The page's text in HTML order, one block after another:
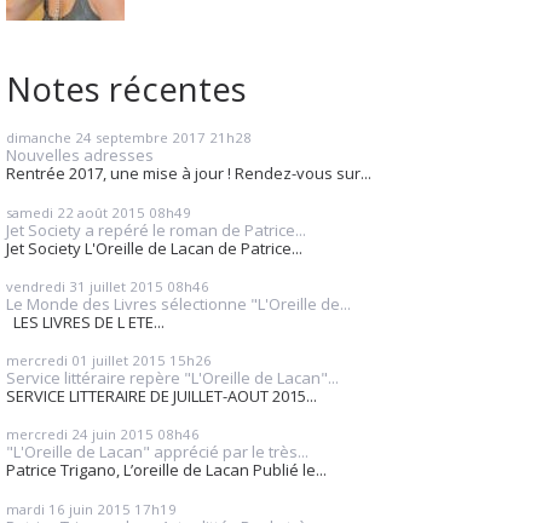
Notes récentes
dimanche 24 septembre 2017 21h28
Nouvelles adresses
Rentrée 2017, une mise à jour ! Rendez-vous sur...
samedi 22 août 2015 08h49
Jet Society a repéré le roman de Patrice...
Jet Society L'Oreille de Lacan de Patrice...
vendredi 31 juillet 2015 08h46
Le Monde des Livres sélectionne "L'Oreille de...
LES LIVRES DE L ETE...
mercredi 01 juillet 2015 15h26
Service littéraire repère "L'Oreille de Lacan"...
SERVICE LITTERAIRE DE JUILLET-AOUT 2015...
mercredi 24 juin 2015 08h46
"L'Oreille de Lacan" apprécié par le très...
Patrice Trigano, L’oreille de Lacan Publié le...
mardi 16 juin 2015 17h19